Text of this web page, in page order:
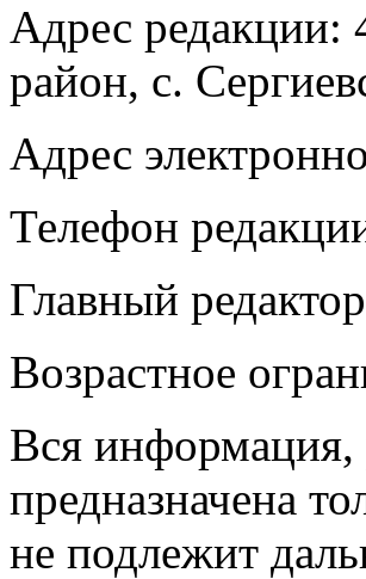
Адрес редакции:
район, с.
Адрес
Телефон
Главный
Возрастное
Вся информация,
предназначена
не подлежит